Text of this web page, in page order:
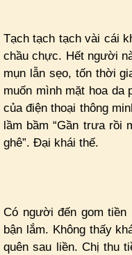
Tạch tạch tạch vài cái
chầu chực. Hết người
mụn lẫn sẹo, tốn thời
muốn mình mặt hoa da
của điện thoại thông
lầm bầm “Gần trưa rồi
ghê”. Đại khái thế.
Có người đến gom tiền
bận lắm. Không thấy
quên sau liền. Chị thu